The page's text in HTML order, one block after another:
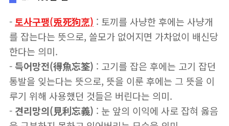
-토사구팽(兎死狗烹) : 토끼를 사냥한 후에는 사냥개
를 잡는다는 뜻으로, 쓸모가 없어지면 가차없이 배신당
한다는 의미.
-득어망전(得魚忘筌) : 고기를 잡은 후에는 고기 잡던
통발을 잊는다는 뜻으로, 뜻을 이룬 후에는 그 뜻을 이
루기 위해 사용했던 것들은 버린다는 의미.
- 견리망의(見利忘義) : 눈 앞의 이익에 사로 잡혀 옳음